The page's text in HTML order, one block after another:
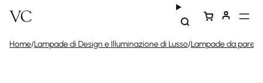
Home/Lampade di Design e Illuminazione di Lusso/Lampade da